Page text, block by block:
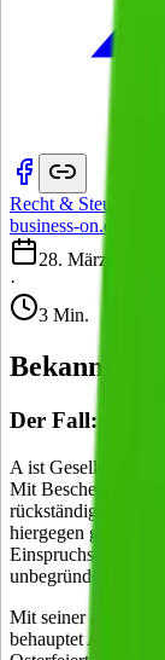
Recht & Steuern
business-on.de
28. März 2012
·
3 Min.
Der Fall:
A ist
Mit Bescheid vom
rückständige
hiergegen
unbegründet zurück.
Mit seiner am
behauptet A, die